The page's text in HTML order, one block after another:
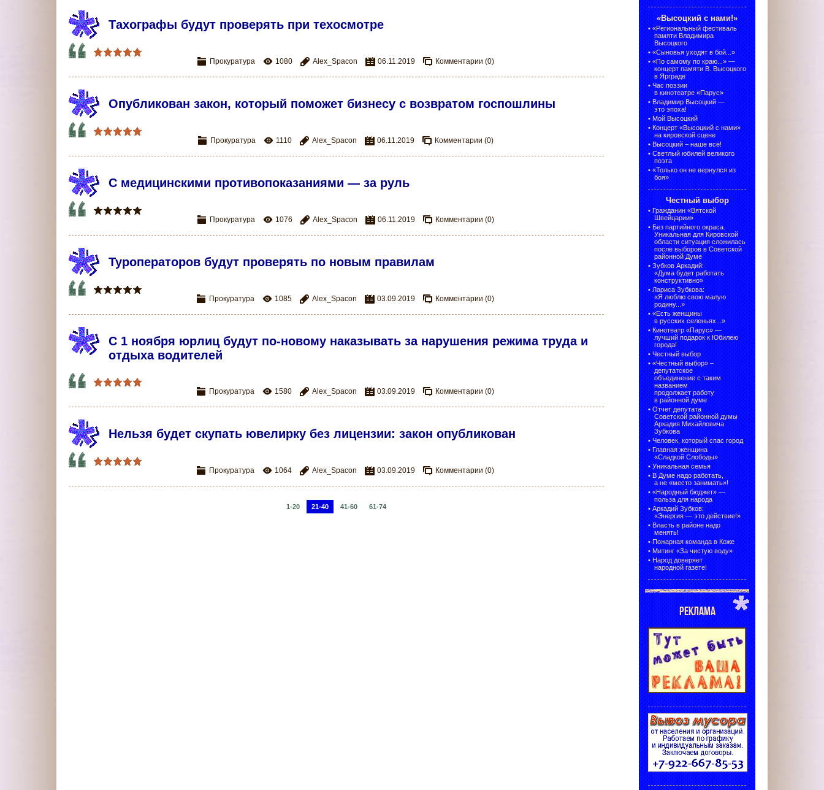
Тахографы будут проверять при техосмотре
Прокуратура 1080 Alex_Spacon 06.11.2019 Комментарии (0)
Опубликован закон, который поможет бизнесу с возвратом госпошлины
Прокуратура 1110 Alex_Spacon 06.11.2019 Комментарии (0)
C медицинскими противопоказаниями — за руль
Прокуратура 1076 Alex_Spacon 06.11.2019 Комментарии (0)
Туроператоров будут проверять по новым правилам
Прокуратура 1085 Alex_Spacon 03.09.2019 Комментарии (0)
С 1 ноября юрлиц будут по-новому наказывать за нарушения режима труда и
отдыха водителей
Прокуратура 1580 Alex_Spacon 03.09.2019 Комментарии (0)
Нельзя будет скупать ювелирку без лицензии: закон опубликован
Прокуратура 1064 Alex_Spacon 03.09.2019 Комментарии (0)
1-20 21-40 41-60 61-74
«Высоцкий с нами!»
• «Региональный фестиваль
памяти Владимира
Высоцкого
• «Сыновья уходят в бой...»
• «По самому по краю...» —
концерт памяти В. Высоцкого
в Ярграде
• Час поэзии
в кинотеатре «Парус»
• Владимир Высоцкий —
это эпоха!
• Мой Высоцкий
• Концерт «Высоцкий с нами»
на кировской сцене
• Высоцкий – наше всё!
• Светлый юбилей великого
поэта
• «Только он не вернулся из
боя»
Честный выбор
• Гражданин «Вятской
Швейцарии»
• Без партийного окраса.
Уникальная для Кировской
области ситуация сложилась
после выборов в Советской
районной Думе
• Зубков Аркадий:
«Дума будет работать
конструктивно»
• Лариса Зубкова:
«Я люблю свою малую
родину...»
• «Есть женщины
в русских селеньях...»
• Кинотеатр «Парус» —
лучший подарок к Юбилею
города!
• Честный выбор
• «Честный выбор» –
депутатское
объединение с таким
названием
продолжает работу
в районной думе
• Отчет депутата
Советской районной думы
Аркадия Михайловича
Зубкова
• Человек, который спас город
• Главная женщина
«Сладкой Слободы»
• Уникальная семья
• В Думе надо работать,
а не «место занимать»!
• «Народный бюджет» —
польза для народа
• Аркадий Зубков:
«Энергия — это действие!»
• Власть в районе надо
менять!
• Пожарная команда в Коже
• Митинг «За чистую воду»
• Народ доверяет
народной газете!
РЕКЛАМА